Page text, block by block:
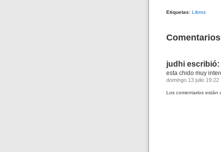
o
k
Etiquetas: Libros
Comentarios
judhi escribió:
esta chido muy
domingo 13 julio 19:22
Los comentarios están